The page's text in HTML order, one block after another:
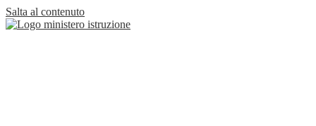
Salta al contenuto